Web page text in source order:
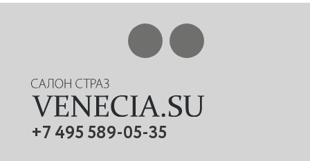
+7 495 589-05-35